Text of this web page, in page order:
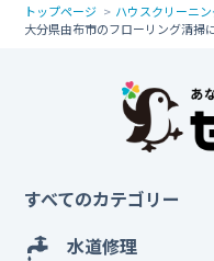
トップページ ハウスクリーニ
大分県由布市のフローリング清掃
すべてのカテゴリー
水道修理